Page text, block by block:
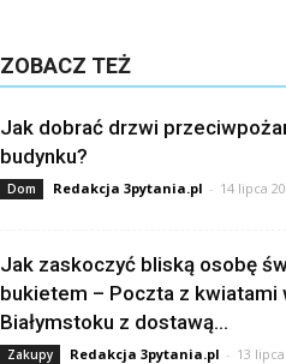
ZOBACZ TEŻ
Jak dobrać drzwi
budynku?
Dom Redakcja 3pytania.pl - 14 lipca
Jak zaskoczyć bliską osobę
bukietem – Poczta z kwiatami
Białymstoku z dostawą...
Zakupy Redakcja 3pytania.pl - 13